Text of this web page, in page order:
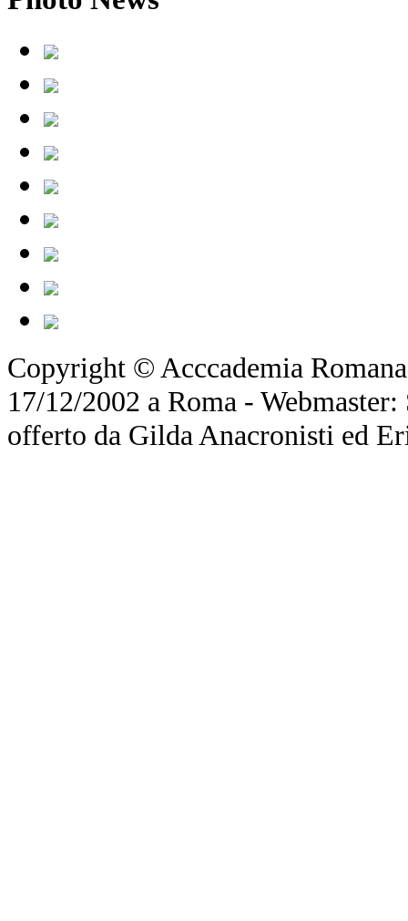
Copyright © Acccademia
17/12/2002 a Roma -
offerto da Gilda Anacronisti ed